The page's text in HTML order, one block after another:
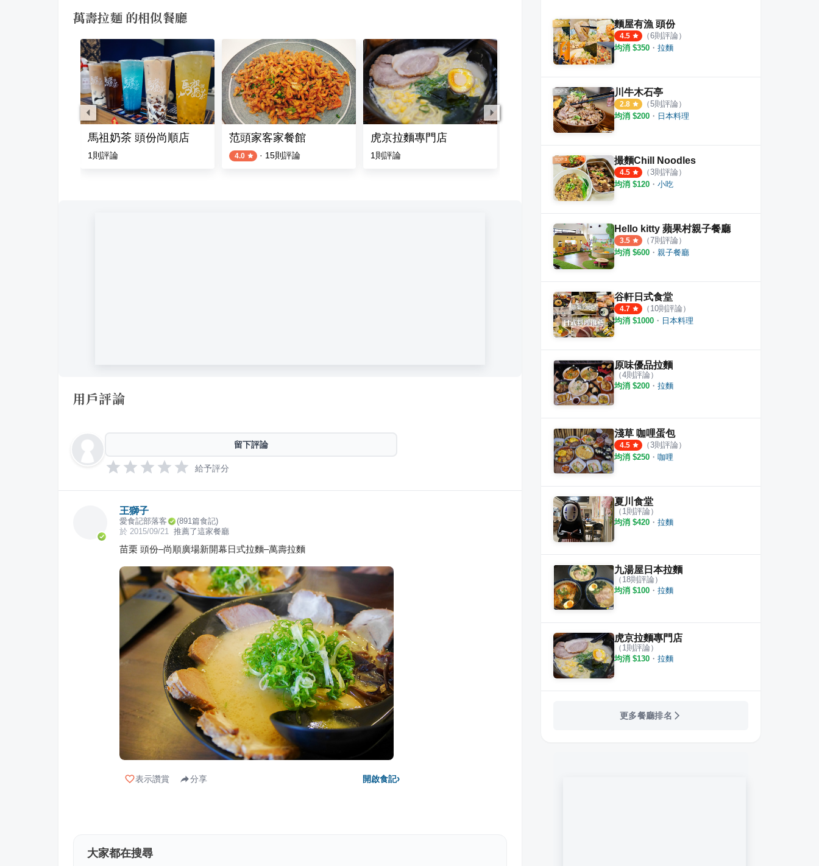
萬壽拉麵 的相似餐廳
馬祖奶茶 頭份尚順店
1 則評論
范頭家客家餐館
4.0 · 15則評論
虎京拉麵專門店
1 則評論 7則評論 1則評論
用戶評論
留下評論
給予評分
王獅子
愛食記部落客 (891篇食記)
於 2015/09/21 推薦了這家餐廳
苗栗 頭份–尚順廣場新開幕日式拉麵–萬壽拉麵
表示讚賞 分享 開啟食記›
大家都在搜尋
麵屋有漁 頭份
4.5 （6則評論）
均消 $350 ・ 拉麵
川牛木石亭
2.8 （5則評論）
均消 $200 ・ 日本料理
撮麵Chill Noodles
4.5 （3則評論）
均消 $120 ・ 小吃
Hello kitty 蘋果村親子餐廳
3.5 （7則評論）
均消 $600 ・ 親子餐廳
谷軒日式食堂
4.7 （ 10則評論）
均消 $1000 ・ 日本料理
原味優品拉麵
（4則評論）
均消 $200 ・ 拉麵
淺草 咖哩蛋包
4.5 （3則評論）
均消 $250 ・ 咖哩
夏川食堂
（ 1則評論）
均消 $420 ・ 拉麵
九湯屋日本拉麵
（ 18則評論）
均消 $100 ・ 拉麵
虎京拉麵專門店
（ 1則評論）
均消 $130 ・ 拉麵
更多餐廳排名